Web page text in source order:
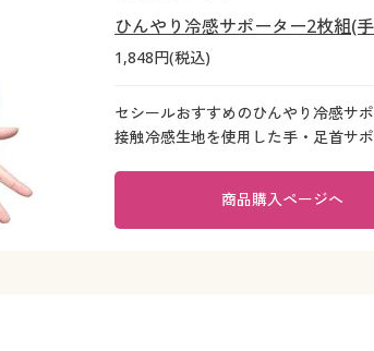
ひんやり冷感サポーター2枚組(
1,848円(税込)
セシールおすすめのひんやり冷感サ
接触冷感生地を使用した手・足首サ
商品購入ページへ